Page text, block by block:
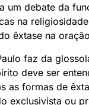
um debate da
na
êxtase na
faz da
deve ser
as formas de
exclusivista ou